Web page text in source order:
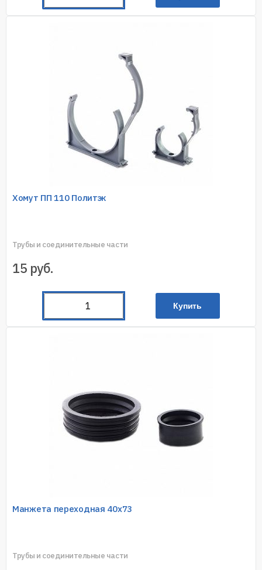
Хомут ПП 110 Политэк
Трубы и соединительные части
15 руб.
Купить
Манжета переходная 40х73
Трубы и соединительные части